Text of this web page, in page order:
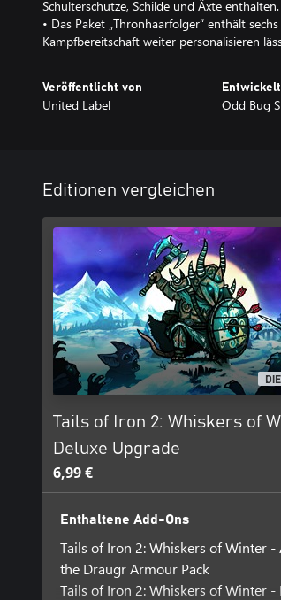
Schulterschutze, Schilde und Äxte enthalten.
• Das Paket „Thronhaarfolger“ enthält
Kampfbereitschaft weiter personalisieren
Veröffentlicht von
United Label Odd Bug
Editionen vergleichen
Tails of Iron 2: Whiskers of
Deluxe Upgrade
6,99 €
Enthaltene Add-Ons
Tails of Iron 2: Whiskers of Winter
the Draugr Armour Pack
Tails of Iron 2: Whiskers of Winter -